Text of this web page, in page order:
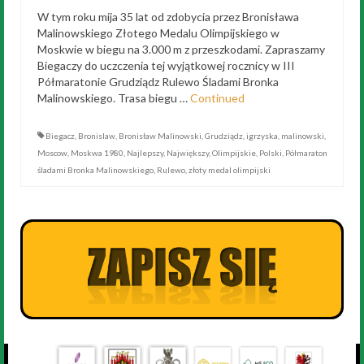
W tym roku mija 35 lat od zdobycia przez Bronisława
Malinowskiego Złotego Medalu Olimpijskiego w
Moskwie w biegu na 3.000 m z przeszkodami. Zapraszamy
Biegaczy do uczczenia tej wyjątkowej rocznicy w III
Półmaratonie Grudziądz Rulewo Śladami Bronka
Malinowskiego. Trasa biegu …Continued
Biegacz, Bronislaw, Bronisław Malinowski,Grudziądz, igrzyska, malinowski,
Moscow, Moskwa 1980, Najlepszy, Największy,Olimpijskie, Polski, Półmaraton
śladami Bronka Malinowskiego, Rulewo,złoty medal olimpijski